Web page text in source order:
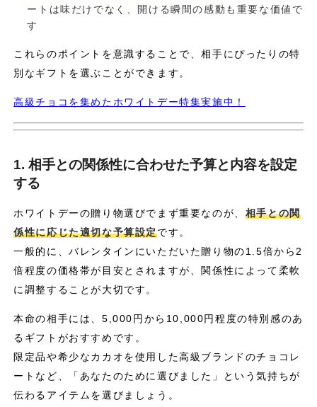
ートは味だけでなく、開ける瞬間の感動も重要な価値で
す
これらのポイントを意識することで、相手にぴったりの特
別なギフトを選ぶことができます。
高級チョコを集めたホワイトデー特集実施中！
1. 相手との関係性に合わせた予算と内容を設定
する
ホワイトデーの贈り物選びでまず重要なのが、 相手との関
係性に応じた適切な予算設定です。
一般的に、バレンタインにいただいた贈り物の1.5倍から2
倍程度の価格帯が目安とされますが、関係性によって柔軟
に調整することが大切です。
本命の相手には、5,000円から10,000円程度の特別感のあ
るギフトがおすすめです。
限定品や希少なカカオを使用した高級ブランドのチョコレ
ートなど、「あなたのために選びました」という気持ちが
伝わるアイテムを選びましょう。